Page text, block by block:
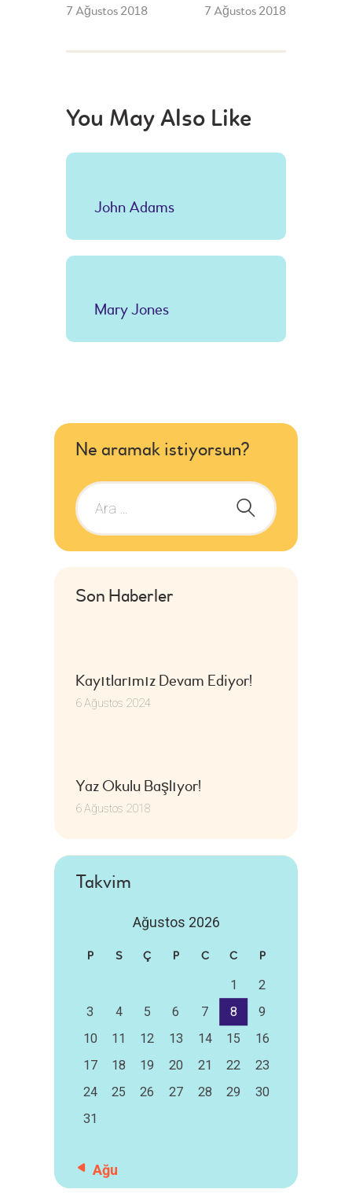
7 Ağustos 2018 7 Ağustos 2018
You May Also Like
John Adams
Mary Jones
Ne aramak istiyorsun?
Son Haberler
Kayıtlarımız Devam Ediyor!
6 Ağustos 2024
Yaz Okulu Başlıyor!
6 Ağustos 2018
Takvim
Ağustos 2026
P S Ç P C C
P
1
2
3
4 5 6 7 8
9
10
11 12 13 14 15
16
17
18 19 20 21 22
23
24
25 26 27 28 29
30
31
« Ağu